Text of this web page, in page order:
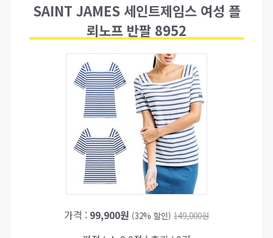
SAINT JAMES 세인트제임스 여성 플
뢰노프 반팔 8952
가격 : 99,900원 (32% 할인) 149,000원